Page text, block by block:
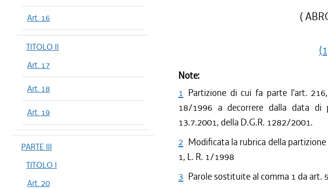
Art. 16
TITOLO II
Art. 17
Art. 18
Art. 19
PARTE III
TITOLO I
Art. 20
(
Note:
1 Partizione di cui fa parte l'art.
18/1996 a decorrere dalla data di
13.7.2001, della D.G.R. 1282/2001.
2 Modificata la rubrica della
1, L. R. 1/1998
3 Parole sostituite al comma 1 da art.